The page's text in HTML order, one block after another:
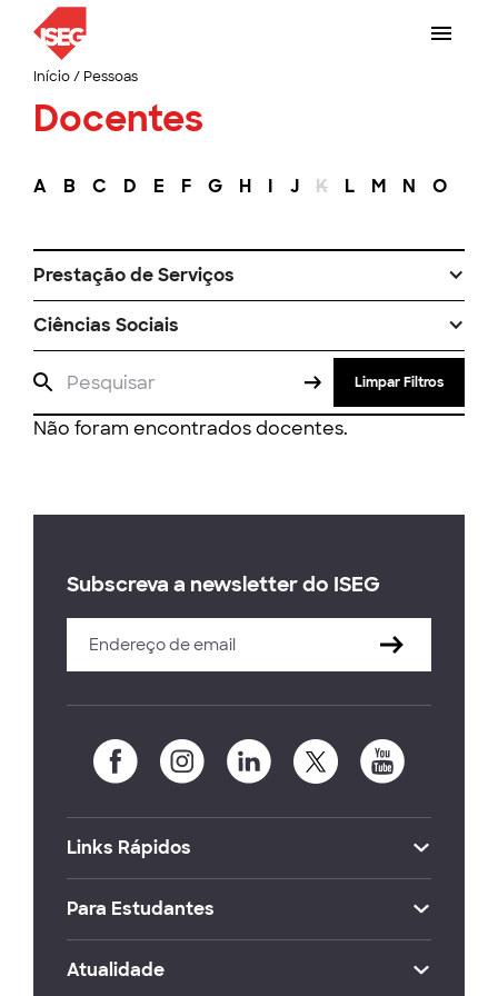
Início/ Pessoas
Docentes
A B C D E F G H I J K L M N O
Prestação de Serviços
Ciências Sociais
Limpar Filtros
Não foram encontrados docentes.
Subscreva a newsletter do ISEG
Links Rápidos
Para Estudantes
Atualidade